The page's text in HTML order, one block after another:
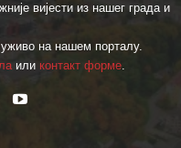
вијести из нашег града и
на нашем порталу.
или контакт форме.